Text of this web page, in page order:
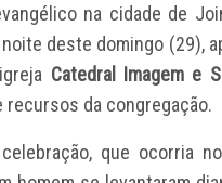
na cidade de
deste domingo (29),
Catedral Imagem e
recursos da congregação.
que ocorria